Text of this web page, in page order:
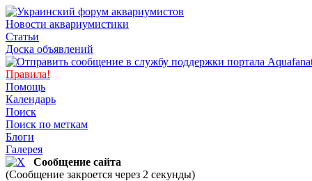
Новости аквариумистики
Статьи
Доска объявлений
Правила!
Помощь
Календарь
Поиск
Поиск по меткам
Блоги
Галерея
Сообщение сайта
(Сообщение закроется через 2 секунды)